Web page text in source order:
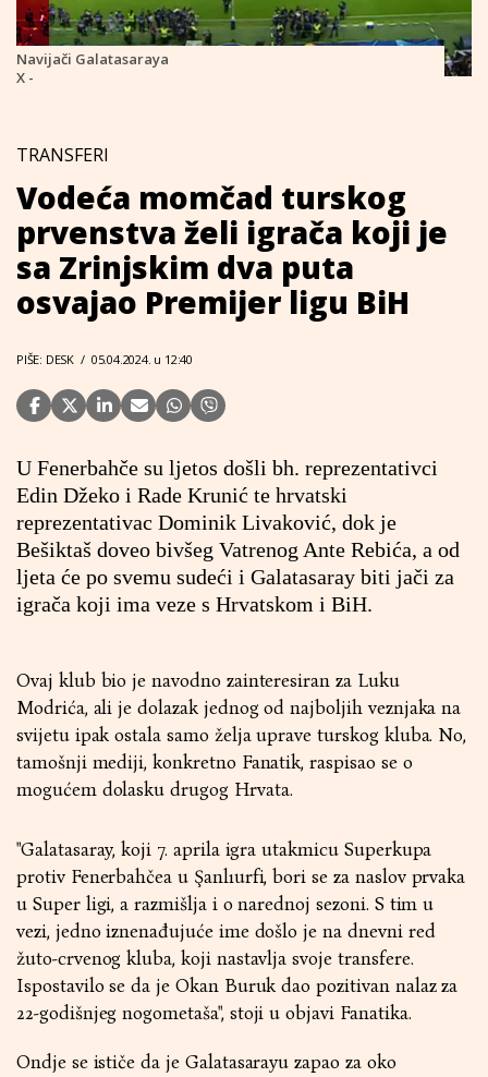
Navijači Galatasaraya
X -
TRANSFERI
Vodeća momčad turskog
prvenstva želi igrača koji je
sa Zrinjskim dva puta
osvajao Premijer ligu BiH
PIŠE: DESK / 05.04.2024. u 12:40
U Fenerbahče su ljetos došli bh. reprezentativci
Edin Džeko i Rade Krunić te hrvatski
reprezentativac Dominik Livaković, dok je
Bešiktaš doveo bivšeg Vatrenog Ante Rebića, a od
ljeta će po svemu sudeći i Galatasaray biti jači za
igrača koji ima veze s Hrvatskom i BiH.
Ovaj klub bio je navodno zainteresiran za Luku
Modrića, ali je dolazak jednog od najboljih veznjaka na
svijetu ipak ostala samo želja uprave turskog kluba. No,
tamošnji mediji, konkretno Fanatik, raspisao se o
mogućem dolasku drugog Hrvata.
"Galatasaray, koji 7. aprila igra utakmicu Superkupa
protiv Fenerbahčea u Şanlıurfi, bori se za naslov prvaka
u Super ligi, a razmišlja i o narednoj sezoni. S tim u
vezi, jedno iznenađujuće ime došlo je na dnevni red
žuto-crvenog kluba, koji nastavlja svoje transfere.
Ispostavilo se da je Okan Buruk dao pozitivan nalaz za
22-godišnjeg nogometaša", stoji u objavi Fanatika.
Ondje se ističe da je Galatasarayu zapao za oko